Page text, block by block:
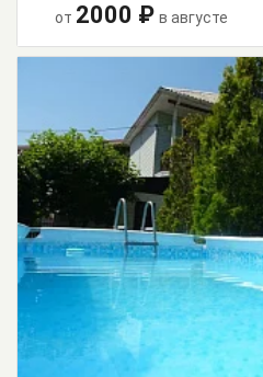
от 2000 ₽ в августе